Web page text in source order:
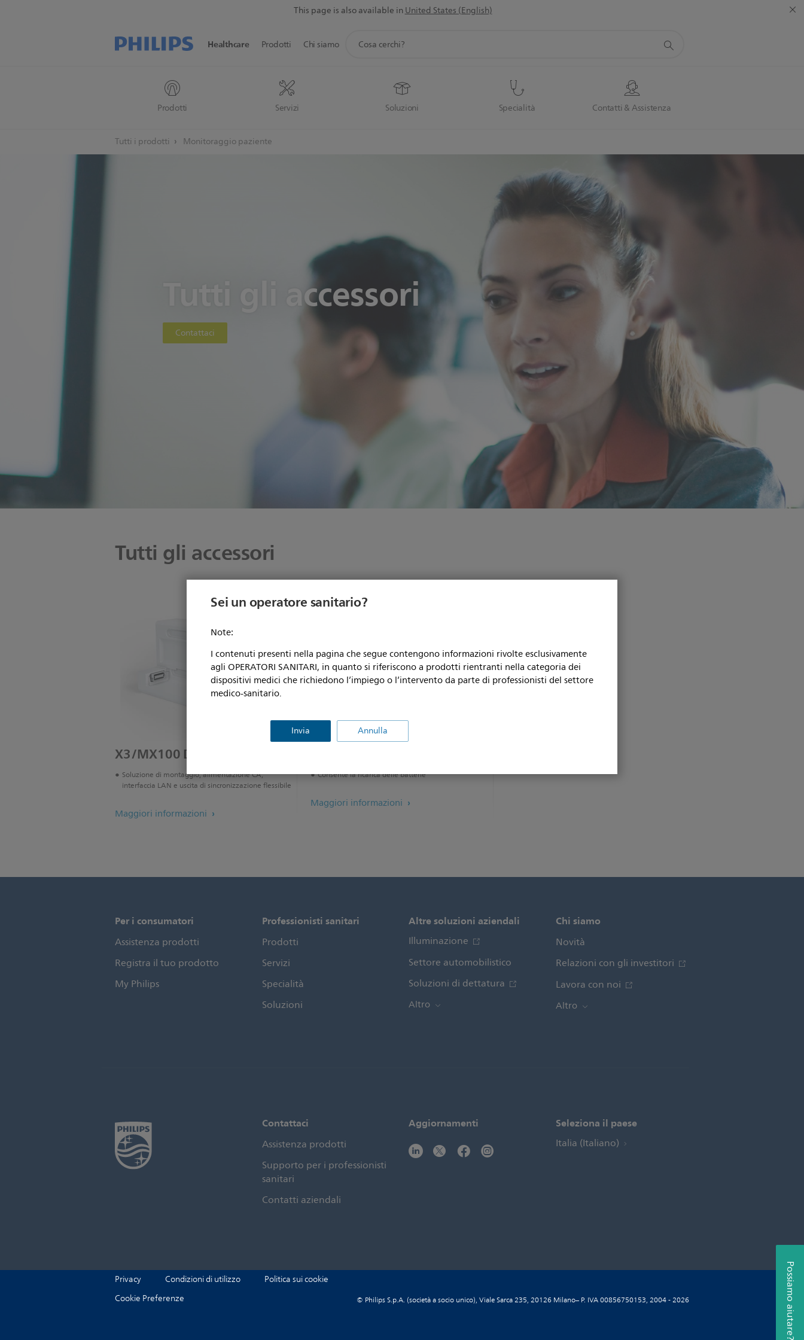
Sei un operatore sanitario?
Note:
I contenuti presenti nella pagina che segue contengono informazioni rivolte esclusivamente
agli OPERATORI SANITARI, in quanto si riferiscono a prodotti rientranti nella categoria dei
dispositivi medici che richiedono l’impiego o l’intervento da parte di professionisti del settore
medico-sanitario.
Invia Annulla
This page is also available inUnited States (English)
Healthcare
Prodotti Servizi Soluzioni Specialità Contatti & Assistenza
Prodotti Chi siamo
supporto
Tutti i prodotti Monitoraggio paziente
Tutti gli accessori
Contattaci
Tutti gli accessori
X3/MX100 Dock
Soluzione di montaggio, alimentazione CA,
interfaccia LAN e uscita di sincronizzazione flessibile
Maggiori informazioni
Consente la ricarica delle batterie
Maggiori informazioni
Possiamo aiutare?
Per i consumatori
Assistenza prodotti
Registra il tuo prodotto
My Philips
Professionisti sanitari
Prodotti
Servizi
Specialità
Soluzioni
Altre soluzioni aziendali
Illuminazione
Settore automobilistico
Soluzioni di dettatura
Altro
Chi siamo
Novità
Relazioni con gli investitori
Lavora con noi
Altro
Contattaci
Assistenza prodotti
Supporto per i professionisti
sanitari
Contatti aziendali
Aggiornamenti Seleziona il paese
Italia (Italiano)
Privacy Condizioni di utilizzo
Politica sui cookie
Cookie Preferenze
© Philips S.p.A. (società a socio unico), Viale Sarca 235, 20126 Milano– P. IVA 00856750153, 2004 - 2026